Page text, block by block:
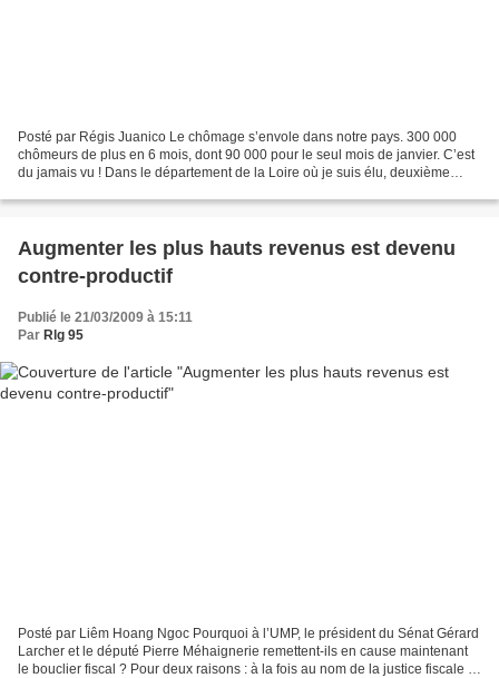
Posté par Régis Juanico Le chômage s’envole dans notre pays. 300 000
chômeurs de plus en 6 mois, dont 90 000 pour le seul mois de janvier. C’est
du jamais vu ! Dans le département de la Loire où je suis élu, deuxième
Augmenter les plus hauts revenus est devenu
contre-productif
Publié le 21/03/2009 à 15:11
Par Rlg 95
Posté par Liêm Hoang Ngoc Pourquoi à l’UMP, le président du Sénat Gérard
Larcher et le député Pierre Méhaignerie remettent-ils en cause maintenant
le bouclier fiscal ? Pour deux raisons : à la fois au nom de la justice fiscale et